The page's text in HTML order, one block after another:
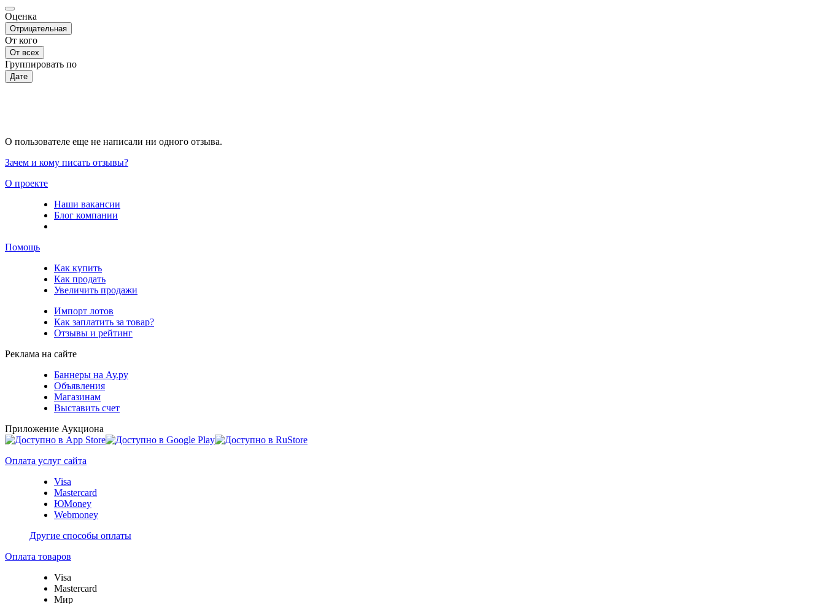
Оценка
Отрицательная
От кого
От всех
Группировать по
Дате
О пользователе еще не написали ни одного отзыва.
Зачем и кому писать отзывы?
О проекте
Наши вакансии
Блог компании
Помощь
Как купить
Как продать
Увеличить продажи
Импорт лотов
Как заплатить за товар?
Отзывы и рейтинг
Реклама на сайте
Баннеры на Ау.ру
Объявления
Магазинам
Выставить счет
Приложение Аукциона
Оплата услуг сайта
Visa
Mastercard
ЮMoney
Webmoney
Другие способы оплаты
Оплата товаров
Visa
Mastercard
Мир